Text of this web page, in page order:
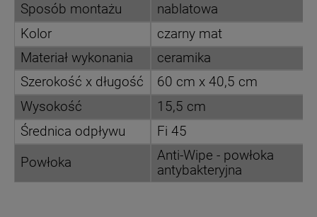
Sposób montażu
nablatowa
Kolor
czarny mat
Materiał wykonania
ceramika
Szerokość x długość
60 cm x 40,5 cm
Wysokość
15,5 cm
Średnica odpływu
Fi 45
Powłoka
Anti-Wipe - powłoka
antybakteryjna